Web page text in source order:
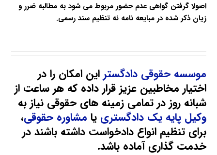
اصولا گرفتن گواهی عدم حضور مربوط می شود به مطالبه ضرر و
زیان ذکر شده در مبایعه نامه نه تنظیم سند رسمی.
موسسه حقوقی دادگستر این امکان را در
اختیار مخاطبین عزیز قرار داده که هر ساعت از
شبانه روز در تمامی زمینه های حقوقی نیاز به
وکیل پایه یک دادگستری یا مشاوره حقوقی،
برای تنظیم انواع دادخواست داشته باشند در
خدمت گذاری آماده باشد.